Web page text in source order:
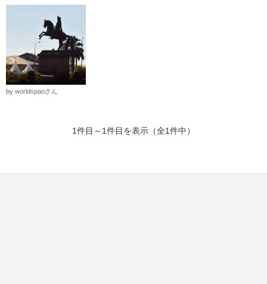
by worldspanさん
1件目～1件目を表示（全1件中）